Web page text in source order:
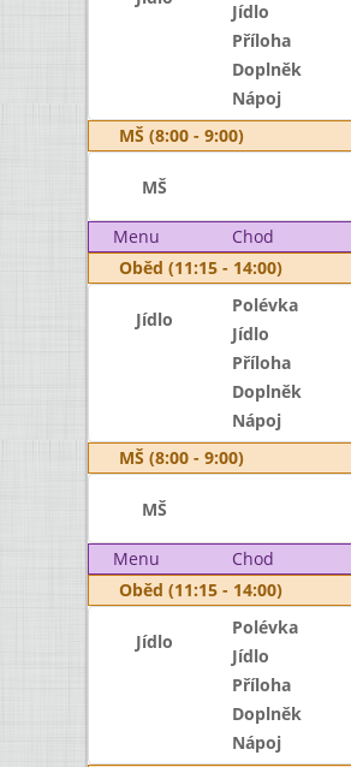
Jídlo
Příloha
Doplněk
Nápoj
MŠ (8:00 - 9:00)
MŠ
Menu Chod
Oběd (11:15 - 14:00)
Jídlo
Polévka
Jídlo
Příloha
Doplněk
Nápoj
MŠ (8:00 - 9:00)
MŠ
Menu Chod
Oběd (11:15 - 14:00)
Jídlo
Polévka
Jídlo
Příloha
Doplněk
Nápoj